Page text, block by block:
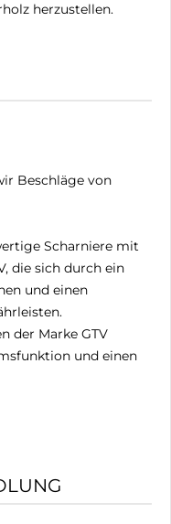
herzustellen.
Beschläge von
Scharniere mit
die sich durch ein
und einen
der Marke GTV
und einen